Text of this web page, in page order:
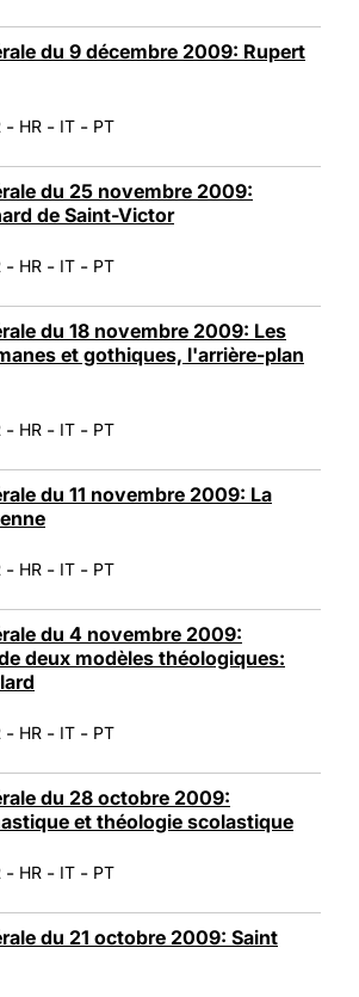
du 9 décembre 2009: Rupert
- HR - IT - PT
du 25 novembre 2009:
de Saint-Victor
- HR - IT - PT
du 18 novembre 2009: Les
et gothiques, l'arrière-plan
- HR - IT - PT
du 11 novembre 2009: La
- HR - IT - PT
du 4 novembre 2009:
deux modèles théologiques:
- HR - IT - PT
du 28 octobre 2009:
et théologie scolastique
- HR - IT - PT
du 21 octobre 2009: Saint